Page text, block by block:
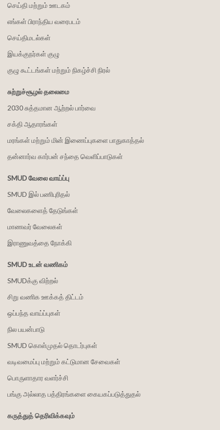
செய்தி மற்றும் ஊடகம்
எங்கள் பிராந்திய வரைபடம்
செய்திமடல்கள்
இயக்குநர்கள் குழு
குழு கூட்டங்கள் மற்றும் நிகழ்ச்சி நிரல்
சுற்றுச்சூழல் தலைமை
2030 சுத்தமான ஆற்றல் பார்வை
சக்தி ஆதாரங்கள்
மரங்கள் மற்றும் மின் இணைப்புகளை பாதுகாத்தல்
தன்னார்வ கார்பன் சந்தை வெளிப்பாடுகள்
SMUD வேலை வாய்ப்பு
SMUD இல் பணிபுரிதல்
வேலைகளைத் தேடுங்கள்
மாணவர் வேலைகள்
இராணுவத்தை நோக்கி
SMUD உடன் வணிகம்
SMUDக்கு விற்றல்
சிறு வணிக ஊக்கத் திட்டம்
ஒப்பந்த வாய்ப்புகள்
நில பயன்பாடு
SMUD கொள்முதல் தொடர்புகள்
வடிவமைப்பு மற்றும் கட்டுமான சேவைகள்
பொருளாதார வளர்ச்சி
பங்கு அல்லாத பத்திரங்களை கையகப்படுத்துதல்
கருத்துத் தெரிவிக்கவும்